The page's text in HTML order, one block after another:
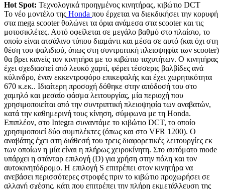
Hot Spot: Τεχνολογικά προηγμένος κινητήρας, κιβώτιο DCT
Το νέο μοντέλο της Honda που έρχεται να διεκδικήσει την κορυφή
στα mega scooter θολώνει τα όρια ανάμεσα στα scooter και τις
μοτοσικλέτες. Αυτό οφείλεται σε μεγάλο βαθμό στο πλαίσιο, το
οποίο είναι ατσάλινο τύπου διαμάντι και μέσα σε αυτό (και όχι στη
θέση του ψαλιδιού, όπως στη συντριπτική πλειοψηφία των scooter)
θα βρει κανείς τον κινητήρα με το κιβώτιο ταχυτήτων. Ο κινητήρας
έχει σχεδιαστεί από λευκό χαρτί, φέρει τέσσερις βαλβίδες ανά
κύλινδρο, έναν εκκεντροφόρο επικεφαλής και έχει χωρητικότητα
670 κ.εκ.. Ιδιαίτερη προσοχή δόθηκε στην απόδοσή του στο
χαμηλό και μεσαίο φάσμα λειτουργίας, μία περιοχή που
χρησιμοποιείται από την συντριπτική πλειοψηφία των αναβατών,
κατά την καθημερινή τους κίνηση, σύμφωνα με τη Honda.
Επιπλέον, στο Integra συναντάμε το κιβώτιο DCT, το οποίο
χρησιμοποιεί δύο συμπλέκτες (όπως και στο VFR 1200). Ο
αναβάτης έχει στη διάθεσή του τρεις διαφορετικές λειτουργίες εκ
των οποίων η μία είναι η πλήρως χειροκίνητη. Στο αυτόματο mode
υπάρχει η στάνταρ επιλογή (D) για χρήση στην πόλη και τον
αυτοκινητόδρομο. Η επιλογή S επιτρέπει στον κινητήρα να
ανεβάσει περισσότερες στροφές πριν το κιβώτιο προχωρήσει σε
αλλαγή σχέσης, κάτι που επιτρέπει την πλήρη εκμετάλλευση της